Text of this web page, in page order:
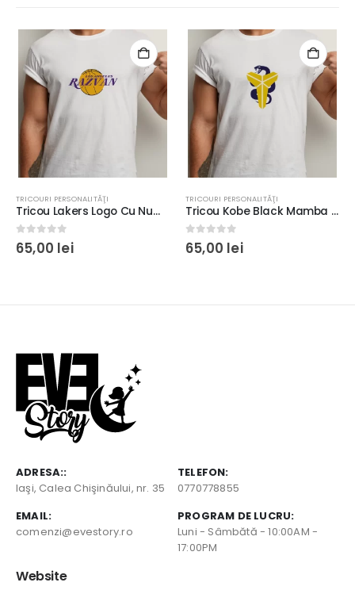
,TRICOURI PERSONALITĂŢI
TRICOURI PERSONALITĂŢI
Tricou Lakers Logo Cu Nume, rezistent la spălări, bumbac 100%, Regular Fit, culoare alb/negru
0 out of 5
65,00 lei
TRICOURI PERSONALITĂŢI
Tricou Kobe Black Mamba Logo, rezistent la spălări, bumbac 100%, Regular Fit, culoare alb/negru
0 out of 5
65,00 lei
ADRESA::
Iaşi, Calea Chişinăului, nr. 35
TELEFON:
0770778855
EMAIL:
comenzi@evestory.ro
PROGRAM DE LUCRU:
Luni - Sâmbătă - 10:00AM -
17:00PM
Website